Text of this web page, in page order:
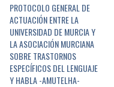
PROTOCOLO GENERAL DE
ACTUACIÓN ENTRE LA
UNIVERSIDAD DE MURCIA Y
LA ASOCIACIÓN MURCIANA
SOBRE TRASTORNOS
ESPECÍFICOS DEL LENGUAJE
Y HABLA -AMUTELHA-